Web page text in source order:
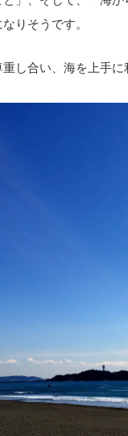
りそうです。
し合い、海を上手